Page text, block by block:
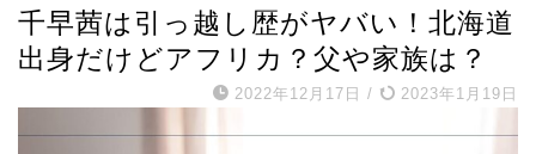
千早茜は引っ越し歴がヤバい！北海道
出身だけどアフリカ？父や家族は？
2022年12月17日 / 2023年1月19日